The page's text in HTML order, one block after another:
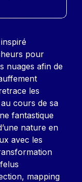
pour
nuages afin de
les
cours de sa
fantastique
nature en
avec les
mapping